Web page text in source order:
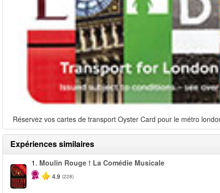
Réservez vos cartes de transport Oyster Card pour le métro
Expériences similaires
-50%
1. Moulin Rouge ! La Comédie Musicale
4.9 (228)